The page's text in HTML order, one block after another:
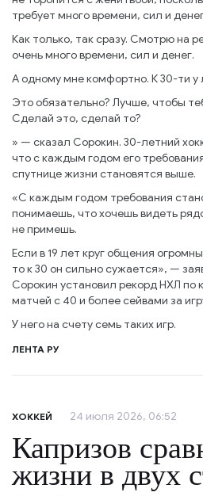
требует много времени, сил и
Как только, так сразу. Смотрю на
очень много времени, сил и денег.
А одному мне комфортно. К 30-ти
Это обязательно? Лучше, чтобы
Сделай это, сделай то?
» — сказал Сорокин. 30-летний
что с каждым годом его
спутнице жизни становятся выше.
«С каждым годом требования
понимаешь, что хочешь видеть
не примешь.
Если в 19 лет круг общения
то к 30 он сильно сужается», —
Сорокин установил рекорд НХЛ по
матчей с 40 и более сейвами за
У него на счету семь таких игр.
ЛЕНТА РУ
ХОККЕЙ 24 июля 2026, 06:52
Капризов
жизни в двух